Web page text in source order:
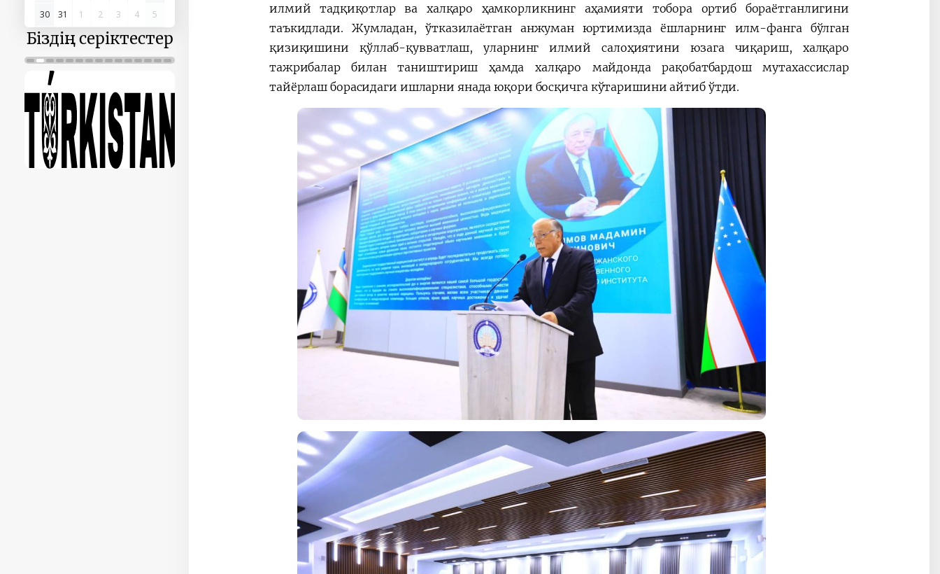
30
31 1 2 3 4 5
Біздің серіктестер
илмий тадқиқотлар ва халқаро ҳамкорликнинг аҳамияти тобора ортиб бораётганлигини
таъкидлади. Жумладан, ўтказилаётган анжуман юртимизда ёшларнинг илм-фанга бўлган
қизиқишини қўллаб-қувватлаш, уларнинг илмий салоҳиятини юзага чиқариш, халқаро
тажрибалар билан таништириш ҳамда халқаро майдонда рақобатбардош мутахассислар
тайёрлаш борасидаги ишларни янада юқори босқичга кўтаришини айтиб ўтди.